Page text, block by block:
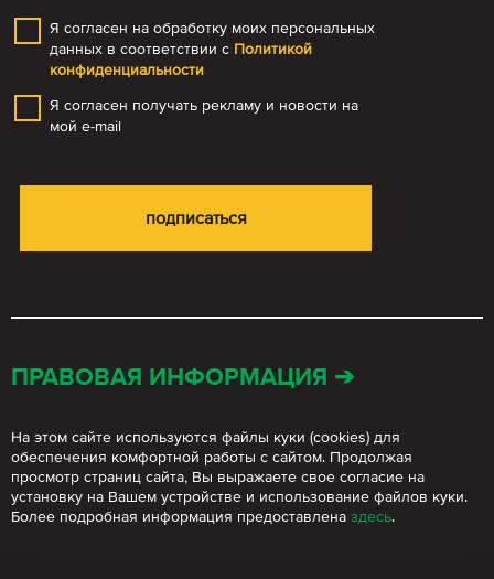
Я согласен на обработку моих персональных
данных в соответствии с Политикой
конфиденциальности
Я согласен получать рекламу и новости на
мой e-mail
ПРАВОВАЯ ИНФОРМАЦИЯ ➔
На этом сайте используются файлы куки (cookies) для
обеспечения комфортной работы с сайтом. Продолжая
просмотр страниц сайта, Вы выражаете свое согласие на
установку на Вашем устройстве и использование файлов куки.
Более подробная информация предоставлена здесь.